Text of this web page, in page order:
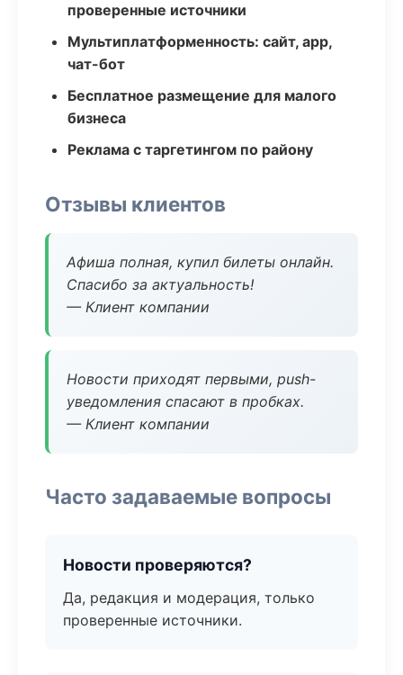
проверенные источники
Мультиплатформенность: сайт, app,
чат-бот
Бесплатное размещение для малого
бизнеса
Реклама с таргетингом по району
Отзывы клиентов
Афиша полная, купил билеты онлайн.
Спасибо за актуальность!
— Клиент компании
Новости приходят первыми, push-
уведомления спасают в пробках.
— Клиент компании
Часто задаваемые вопросы
Новости проверяются?
Да, редакция и модерация, только
проверенные источники.